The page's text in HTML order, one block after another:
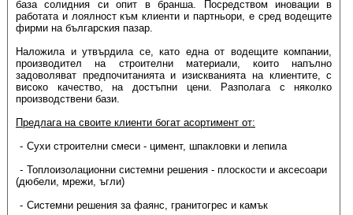
база солидния си опит в бранша. Посредством иновации в
работата и лоялност към клиенти и партньори, е сред водещите
фирми на българския пазар.
Наложила и утвърдила се, като една от водещите компании,
производител на строителни материали, които напълно
задоволяват предпочитанията и изискванията на клиентите, с
високо качество, на достъпни цени. Разполага с няколко
производствени бази.
Предлага на своите клиенти богат асортимент от:
Сухи строителни смеси - цимент, шпакловки и лепила
Топлоизолационни системни решения - плоскости и аксесоари
(дюбели, мрежи, ъгли)
Системни решения за фаянс, гранитогрес и камък